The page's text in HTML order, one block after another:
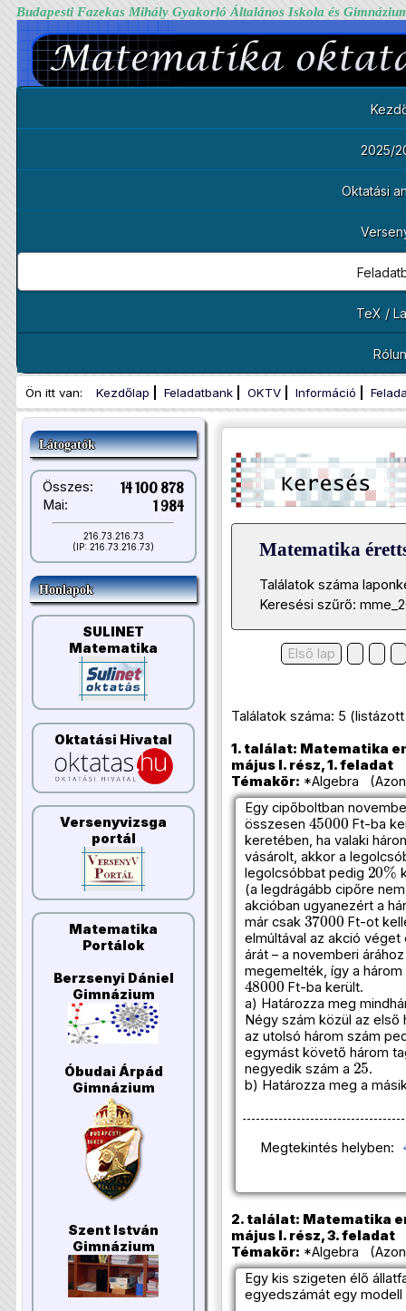
Budapesti Fazekas Mihály Gyakorló Általános Iskola és
2025/
Oktatási
TeX /
Ön itt van: Kezdőlap Feladatbank OKTV Információ
Látogatók
Összes: 14 100 878
Mai: 1 984
216.73.216.73
(IP: 216.73.216.73)
Honlapok
SULINET
Matematika
Oktatási Hivatal
Versenyvizsga
portál
Matematika
Portálok
Berzsenyi Dániel
Gimnázium
Óbudai Árpád
Gimnázium
Szent István
Gimnázium
Matematika
Találatok száma
Keresési szűrő:
Első lap
Találatok száma: 5
1. találat: Matematika
május I. rész, 1. feladat
Témakör: *Algebra
Egy cipőboltban
összesen
45000
Ft-ba
keretében, ha valaki
vásárolt, akkor a
legolcsóbbat pedig
20%
(a legdrágább cipőre
akcióban ugyanezért a
már csak
37000
Ft-ot
elmúltával az akció
árát – a novemberi
megemelték, így a
48000
Ft-ba került.
a) Határozza meg
Négy szám közül az
az utolsó három szám
egymást követő három
negyedik szám a
25
.
b) Határozza meg a
Megtekintés helyben:
2. találat: Matematika
május I. rész, 3. feladat
Témakör: *Algebra
Egy kis szigeten élő
egyedszámát egy